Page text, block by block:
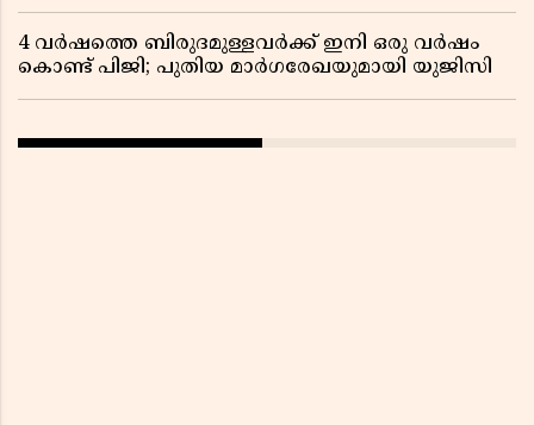
4 വർഷത്തെ ബിരുദമുള്ളവർക്ക് ഇനി ഒരു വർഷം
കൊണ്ട് പിജി; പുതിയ മാർഗരേഖയുമായി യുജിസി